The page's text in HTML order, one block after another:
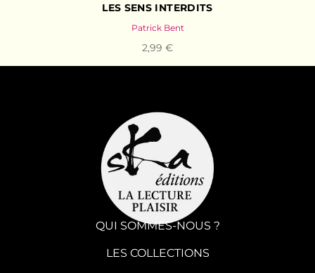
LES SENS INTERDITS
Patrick Bent
2,99 €
QUI SOMMES-NOUS ?
LES COLLECTIONS